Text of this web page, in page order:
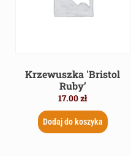
Krzewuszka 'Bristol
Ruby’
17.00zł
Dodaj do koszyka